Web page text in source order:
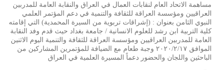
مساهمة الاتحاد العام لنقابات العمال في العراق والنقابة العامة للمدربين
العراقيين ومؤسسة العراقة للثقافة والتنمية في دعم المؤتمر العلمي
النبوي الثامن بعنوان : (إشراقات تربوية من السيرة المحمدية) التي إقامته
كلية التربية ابن رشد للعلوم الانسانية / جامعة بغداد حيث قدم وفد النقابة
العامة للمدربين العراقيين ومؤسسة العراقة للثقافة والتنمية اليوم الاثنين
الموافق ٢٠٢٠/٢/١٧ وجبة طعام مع الضيافة للمؤتمرين المشاركين من
الباحثين واللجان والحضور دعماً المسيرة العلمية في العراق